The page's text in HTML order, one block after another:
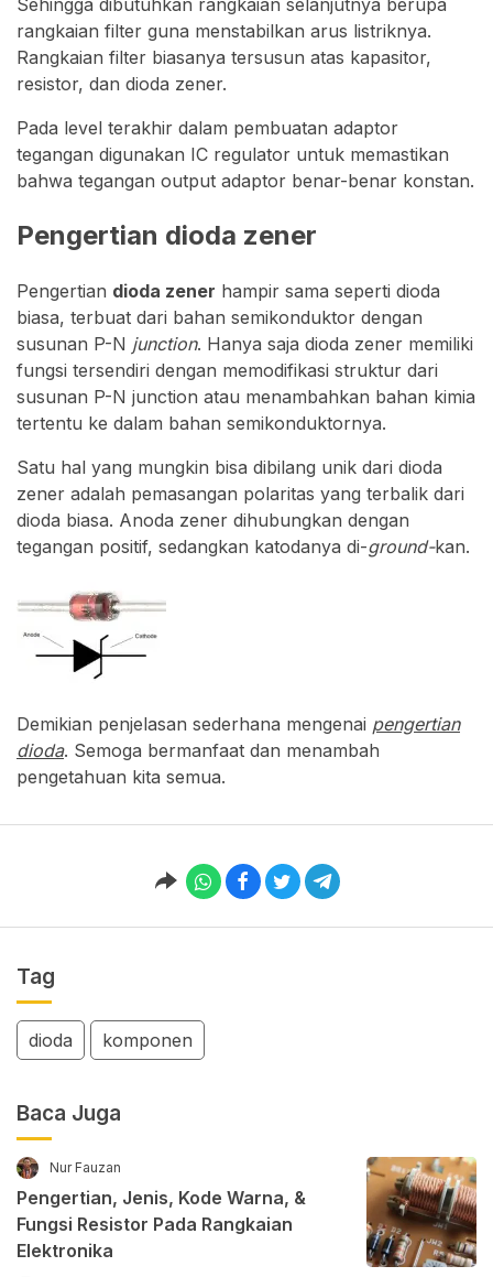
rangkaian filter guna menstabilkan arus listriknya.
Rangkaian filter biasanya tersusun atas kapasitor,
resistor, dan dioda zener.
Pada level terakhir dalam pembuatan adaptor
tegangan digunakan IC regulator untuk memastikan
bahwa tegangan output adaptor benar-benar konstan.
Pengertian dioda zener
Pengertian dioda zener hampir sama seperti dioda
biasa, terbuat dari bahan semikonduktor dengan
susunan P-N junction. Hanya saja dioda zener memiliki
fungsi tersendiri dengan memodifikasi struktur dari
susunan P-N junction atau menambahkan bahan kimia
tertentu ke dalam bahan semikonduktornya.
Satu hal yang mungkin bisa dibilang unik dari dioda
zener adalah pemasangan polaritas yang terbalik dari
dioda biasa. Anoda zener dihubungkan dengan
tegangan positif, sedangkan katodanya di-ground-kan.
Demikian penjelasan sederhana mengenai pengertian
dioda. Semoga bermanfaat dan menambah
pengetahuan kita semua.
Tag
dioda komponen
Baca Juga
Nur Fauzan
Pengertian, Jenis, Kode Warna, &
Fungsi Resistor Pada Rangkaian
Elektronika